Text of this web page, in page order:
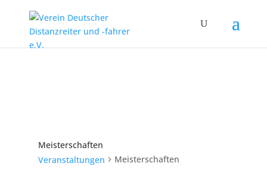
Meisterschaften
Veranstaltungen
Meisterschaften